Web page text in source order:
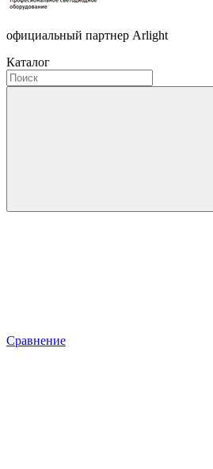
официальный партнер Arlight
Каталог
Сравнение